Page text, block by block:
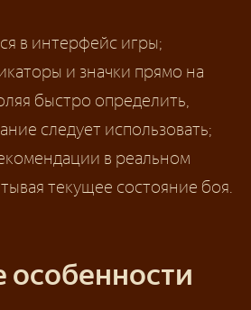
в интерфейс игры;
и значки прямо на
быстро определить,
следует использовать;
в реальном
текущее состояние боя.